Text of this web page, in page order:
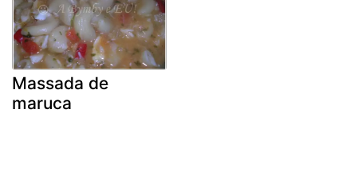
Massada de
maruca